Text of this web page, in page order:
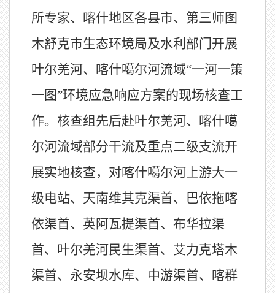
所专家、喀什地区各县市、第三师图
木舒克市生态环境局及水利部门开展
叶尔羌河、喀什噶尔河流域“一河一策
一图”环境应急响应方案的现场核查工
作。核查组先后赴叶尔羌河、喀什噶
尔河流域部分干流及重点二级支流开
展实地核查，对喀什噶尔河上游大一
级电站、天南维其克渠首、巴依拖喀
依渠首、英阿瓦提渠首、布华拉渠
首、叶尔羌河民生渠首、艾力克塔木
渠首、永安坝水库、中游渠首、喀群